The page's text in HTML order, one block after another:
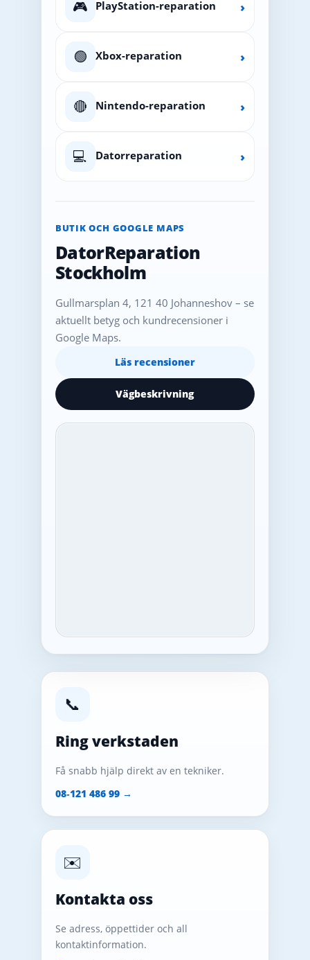
🎮 PlayStation-reparation ›
🟢 Xbox-reparation ›
🔴 Nintendo-reparation ›
💻 Datorreparation ›
BUTIK OCH GOOGLE MAPS
DatorReparation
Stockholm
Gullmarsplan 4, 121 40 Johanneshov – se
aktuellt betyg och kundrecensioner i
Google Maps.
Läs recensioner
Vägbeskrivning
📞
Ring verkstaden
Få snabb hjälp direkt av en tekniker.
08‑121 486 99 →
✉️
Kontakta oss
Se adress, öppettider och all
kontaktinformation.